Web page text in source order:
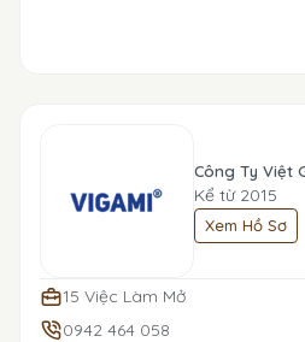
Công Ty Việt
Kể từ 2015
Xem Hồ Sơ
15 Việc Làm Mở
0942 464 058